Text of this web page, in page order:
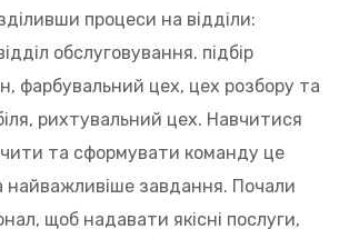
процеси на відділи:
обслуговування. підбір
фарбувальний цех, цех розбору та
рихтувальний цех. Навчитися
та сформувати команду це
найважливіше завдання. Почали
щоб надавати якісні послуги,